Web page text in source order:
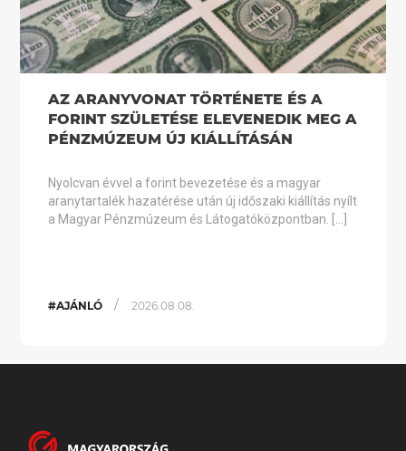
AZ ARANYVONAT TÖRTÉNETE ÉS A
FORINT SZÜLETÉSE ELEVENEDIK MEG A
PÉNZMÚZEUM ÚJ KIÁLLÍTÁSÁN
Nyolcvan évvel a forint bevezetése és a magyar
aranytartalék hazatérése után új időszaki kiállítás nyílt
a Magyar Pénzmúzeum és Látogatóközpontban. […]
#AJÁNLÓ / 2026.08.08.